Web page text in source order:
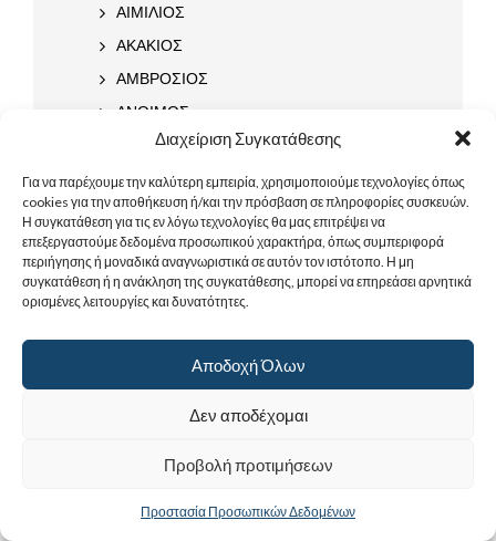
Διαχείριση Συγκατάθεσης
Για να παρέχουμε την καλύτερη εμπειρία, χρησιμοποιούμε τεχνολογίες όπως
cookies για την αποθήκευση ή/και την πρόσβαση σε πληροφορίες συσκευών.
Η συγκατάθεση για τις εν λόγω τεχνολογίες θα μας επιτρέψει να
επεξεργαστούμε δεδομένα προσωπικού χαρακτήρα, όπως συμπεριφορά
περιήγησης ή μοναδικά αναγνωριστικά σε αυτόν τον ιστότοπο. Η μη
συγκατάθεση ή η ανάκληση της συγκατάθεσης, μπορεί να επηρεάσει αρνητικά
ορισμένες λειτουργίες και δυνατότητες.
Αποδοχή Όλων
Δεν αποδέχομαι
Προβολή προτιμήσεων
Προστασία Προσωπικών Δεδομένων
ΑΙΜΙΛΙΟΣ
ΑΚΑΚΙΟΣ
ΑΜΒΡΟΣΙΟΣ
ΑΝΘΙΜΟΣ
ΑΝΘΙΜΟΣ ΧΙΟΥ
ΑΝΘΙΜΟΣ ΟΦΙΟΔΙΩΚΤΗΣ
ΑΝΘΙΜΟΣ ΝΙΚΟΜΗΔΕΙΑΣ
ΑΝΤΩΝΙΟΣ
ΑΝΤΩΝΙΟΣ ΜΕΓΑΣ
ΑΝΤΩΝΙΟΣ ΑΘΗΝΑΙΟΣ
ΑΡΕΘΑΣ
ΑΡΙΣΤΕΙΔΗΣ
ΑΥΞΕΝΤΙΟΣ
ΒΑΡΝΑΒΑΣ
ΒΑΣΙΛΕΙΟΣ